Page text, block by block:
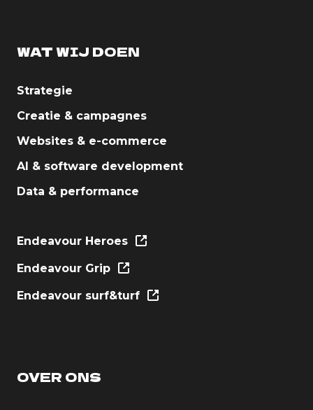
WAT WIJ DOEN
Strategie
Creatie & campagnes
Websites & e-commerce
AI & software development
Data & performance
Endeavour Heroes
Endeavour Grip
Endeavour surf&turf
OVER ONS